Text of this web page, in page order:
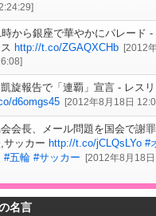
]
から銀座で華やかにパレード -
http://t.co/ZGAQXCHb [2012
]
旋報告で「連覇」宣言 - レス
d6omgs45 [2012年8月18日
会長、メール問題を国会で謝
サッカー http://t.co/jCLQsLYo #
#五輪 #サッカー [2012年8月18
名言